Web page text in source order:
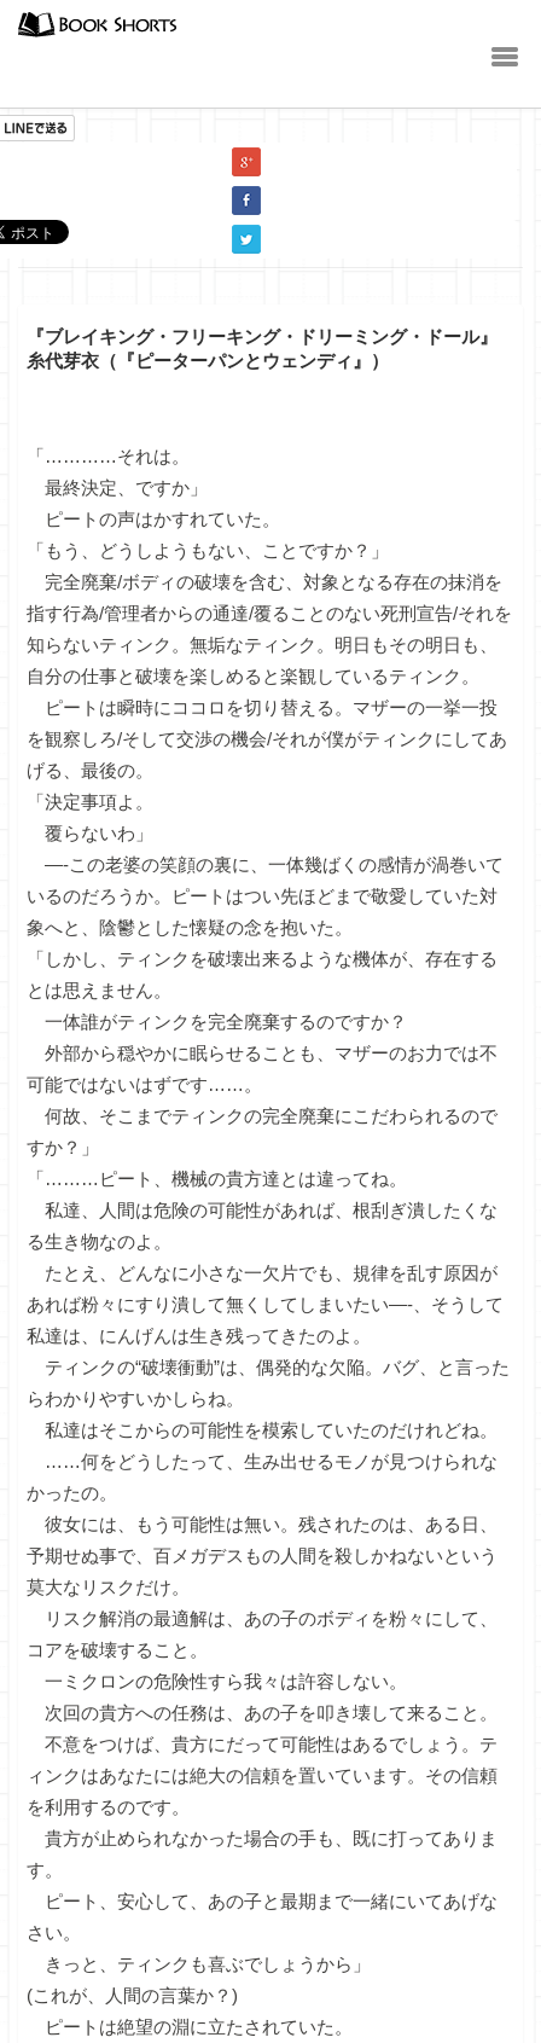
『ブレイキング・フリーキング・ドリーミング・ドール』
糸代芽衣（『ピーターパンとウェンディ』）
「…………それは。
最終決定、ですか」
ピートの声はかすれていた。
「もう、どうしようもない、ことですか？」
完全廃棄/ボディの破壊を含む、対象となる存在の抹消を
指す行為/管理者からの通達/覆ることのない死刑宣告/それを
知らないティンク。無垢なティンク。明日もその明日も、
自分の仕事と破壊を楽しめると楽観しているティンク。
ピートは瞬時にココロを切り替える。マザーの一挙一投
を観察しろ/そして交渉の機会/それが僕がティンクにしてあ
げる、最後の。
「決定事項よ。
覆らないわ」
—-この老婆の笑顔の裏に、一体幾ばくの感情が渦巻いて
いるのだろうか。ピートはつい先ほどまで敬愛していた対
象へと、陰鬱とした懐疑の念を抱いた。
「しかし、ティンクを破壊出来るような機体が、存在する
とは思えません。
一体誰がティンクを完全廃棄するのですか？
外部から穏やかに眠らせることも、マザーのお力では不
可能ではないはずです……。
何故、そこまでティンクの完全廃棄にこだわられるので
すか？」
「………ピート、機械の貴方達とは違ってね。
私達、人間は危険の可能性があれば、根刮ぎ潰したくな
る生き物なのよ。
たとえ、どんなに小さな一欠片でも、規律を乱す原因が
あれば粉々にすり潰して無くしてしまいたい—-、そうして
私達は、にんげんは生き残ってきたのよ。
ティンクの“破壊衝動”は、偶発的な欠陥。バグ、と言った
らわかりやすいかしらね。
私達はそこからの可能性を模索していたのだけれどね。
……何をどうしたって、生み出せるモノが見つけられな
かったの。
彼女には、もう可能性は無い。残されたのは、ある日、
予期せぬ事で、百メガデスもの人間を殺しかねないという
莫大なリスクだけ。
リスク解消の最適解は、あの子のボディを粉々にして、
コアを破壊すること。
一ミクロンの危険性すら我々は許容しない。
次回の貴方への任務は、あの子を叩き壊して来ること。
不意をつけば、貴方にだって可能性はあるでしょう。テ
ィンクはあなたには絶大の信頼を置いています。その信頼
を利用するのです。
貴方が止められなかった場合の手も、既に打ってありま
す。
ピート、安心して、あの子と最期まで一緒にいてあげな
さい。
きっと、ティンクも喜ぶでしょうから」
(これが、人間の言葉か？)
ピートは絶望の淵に立たされていた。